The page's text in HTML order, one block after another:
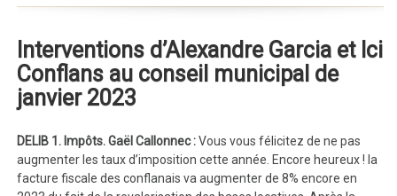
Interventions d’Alexandre Garcia et Ici
Conflans au conseil municipal de
janvier 2023
DELIB 1. Impôts. Gaël Callonnec :Vous vous félicitez de ne pas
augmenter les taux d’imposition cette année. Encore heureux ! la
facture fiscale des conflanais va augmenter de 8% encore en